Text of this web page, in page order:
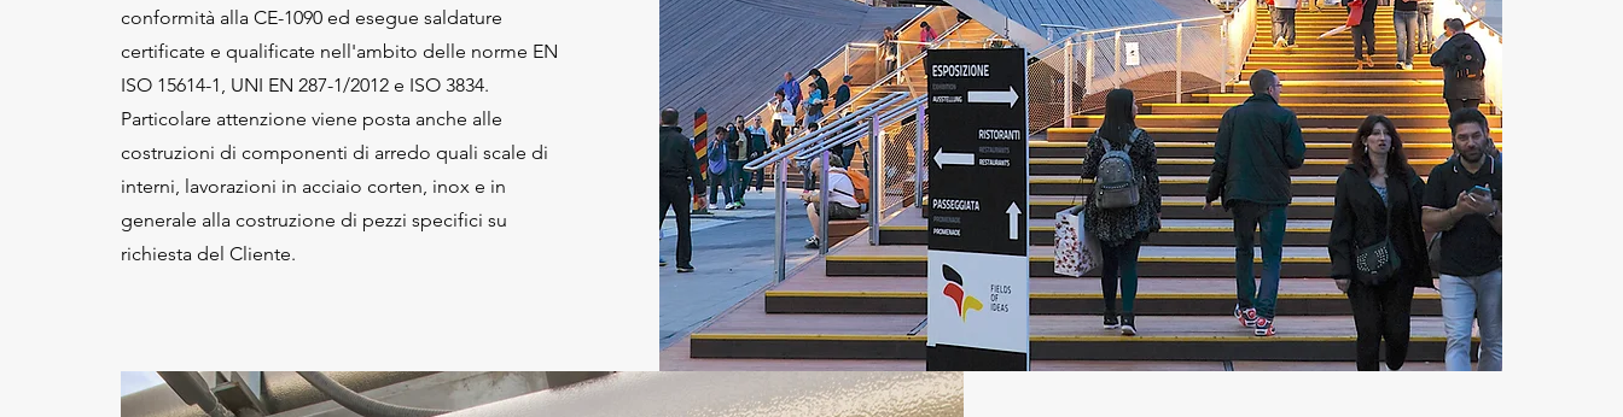
conformità alla CE-1090 ed esegue saldature
certificate e qualificate nell'ambito delle norme EN
ISO 15614-1, UNI EN 287-1/2012 e ISO 3834.
Particolare attenzione viene posta anche alle
costruzioni di componenti di arredo quali scale di
interni, lavorazioni in acciaio corten, inox e in
generale alla costruzione di pezzi specifici su
richiesta del Cliente.